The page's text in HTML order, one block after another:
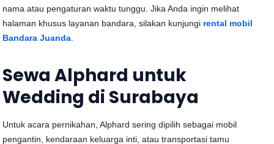
nama atau pengaturan waktu tunggu. Jika Anda ingin melihat
halaman khusus layanan bandara, silakan kunjungi rental mobil
Bandara Juanda
Sewa Alphard untuk
Wedding di Surabaya
Untuk acara pernikahan, Alphard sering dipilih sebagai mobil
pengantin, kendaraan keluarga inti, atau transportasi tamu